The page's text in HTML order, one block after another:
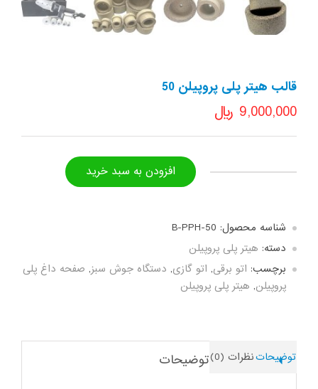
قالب هیتر پلی پروپیلن 50
﷼ 9,000,000
پروپیلن
50
عدد
افزودن به سبد خرید
شناسه محصول: B-PPH-50
دسته: هیتر پلی پروپیلن
برچسب: اتو برقی, اتو گازی, دستگاه جوش سبز, صفحه داغ پلی
پروپیلن, هیتر پلی پروپیلن
توضیحاتنظرات (0) توضیحات